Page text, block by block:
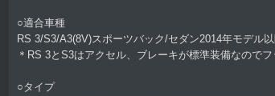
○適合車種
RS 3/S3/A3(8V)スポーツバック/セダン2014年モデル
＊RS 3とS3はアクセル、ブレーキが標準装備なのでフ
○タイプ